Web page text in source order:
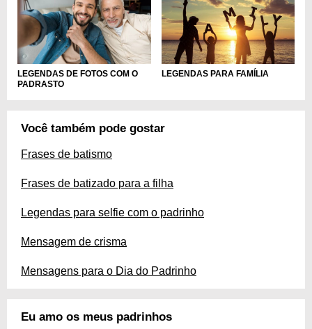
LEGENDAS DE FOTOS COM O
PADRASTO
LEGENDAS PARA FAMÍLIA
Você também pode gostar
Frases de batismo
Frases de batizado para a filha
Legendas para selfie com o padrinho
Mensagem de crisma
Mensagens para o Dia do Padrinho
Eu amo os meus padrinhos